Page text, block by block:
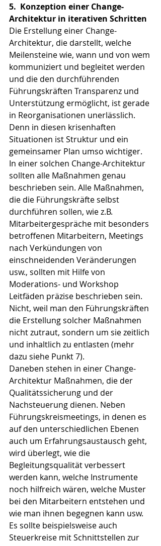
5. Konzeption einer Change-
Architektur in iterativen Schritten
Die Erstellung einer Change-
Architektur, die darstellt, welche
Meilensteine wie, wann und von wem
kommuniziert und begleitet werden
und die den durchführenden
Führungskräften Transparenz und
Unterstützung ermöglicht, ist gerade
in Reorganisationen unerlässlich.
Denn in diesen krisenhaften
Situationen ist Struktur und ein
gemeinsamer Plan umso wichtiger.
In einer solchen Change-Architektur
sollten alle Maßnahmen genau
beschrieben sein. Alle Maßnahmen,
die die Führungskräfte selbst
durchführen sollen, wie z.B.
Mitarbeitergespräche mit besonders
betroffenen Mitarbeitern, Meetings
nach Verkündungen von
einschneidenden Veränderungen
usw., sollten mit Hilfe von
Moderations- und Workshop
Leitfäden präzise beschrieben sein.
Nicht, weil man den Führungskräften
die Erstellung solcher Maßnahmen
nicht zutraut, sondern um sie zeitlich
und inhaltlich zu entlasten (mehr
dazu siehe Punkt 7).
Daneben stehen in einer Change-
Architektur Maßnahmen, die der
Qualitätssicherung und der
Nachsteuerung dienen. Neben
Führungskreismeetings, in denen es
auf den unterschiedlichen Ebenen
auch um Erfahrungsaustausch geht,
wird überlegt, wie die
Begleitungsqualität verbessert
werden kann, welche Instrumente
noch hilfreich wären, welche Muster
bei den Mitarbeitern entstehen und
wie man ihnen begegnen kann usw.
Es sollte beispielsweise auch
Steuerkreise mit Schnittstellen zur